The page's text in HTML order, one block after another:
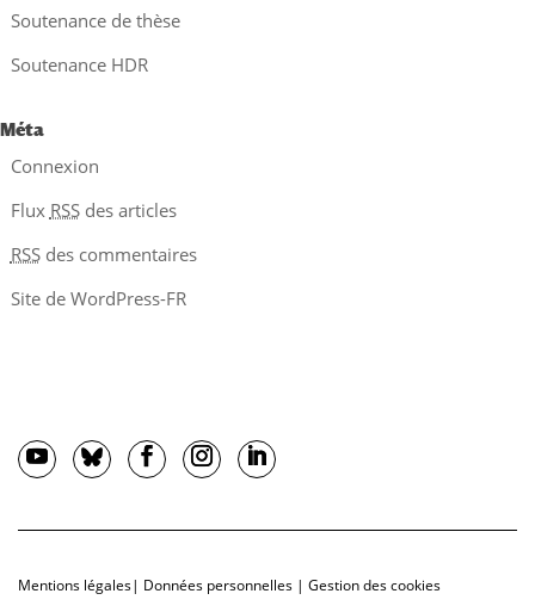
Soutenance de thèse
Soutenance HDR
Méta
Connexion
Flux RSSdes articles
RSSdes commentaires
Site de WordPress-FR
Mentions légales| Données personnelles | Gestion des cookies